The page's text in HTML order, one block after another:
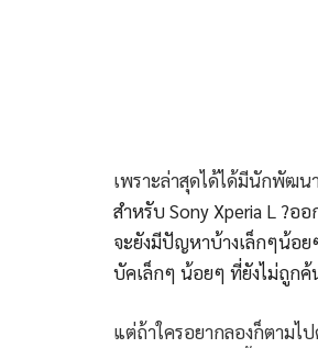
เพราะล่าสุดได้ได้มีนักพัฒน
สำหรับ Sony Xperia L ?อ
จะยังมีปัญหาบ้างเล็กๆน้อ
บัคเล็กๆ น้อยๆ ที่ยังไม่ถูก
แต่ถ้าใครอยากลองก็ตามไ